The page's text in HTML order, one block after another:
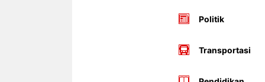
Politik
Transportasi